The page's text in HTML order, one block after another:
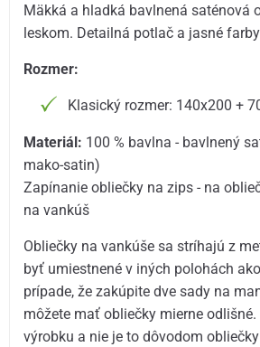
Mäkká a hladká bavlnená saténová
leskom. Detailná potlač a jasné
Rozmer:
Klasický rozmer: 140x200 +
Materiál: 100 % bavlna - bavlnený
mako-satin)
Zapínanie obliečky na zips - na
na vankúš
Obliečky na vankúše sa stríhajú z
byť umiestnené v iných polohách
prípade, že zakúpite dve sady na
môžete mať obliečky mierne
výrobku a nie je to dôvodom